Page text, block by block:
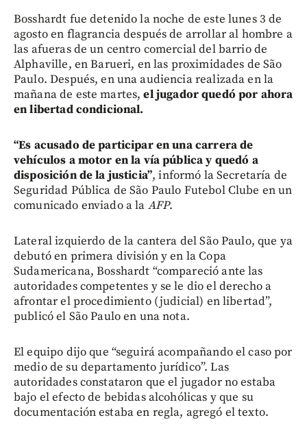
Bosshardt fue detenido la noche de este lunes 3 de
agosto en flagrancia después de arrollar al hombre a
las afueras de un centro comercial del barrio de
Alphaville, en Barueri, en las proximidades de São
Paulo. Después, en una audiencia realizada en la
mañana de este martes,el jugador quedó por ahora
en libertad condicional.
“Es acusado de participar en una carrera de
vehículos a motor en la vía pública y quedó a
disposición de la justicia”, informó la Secretaría de
Seguridad Pública de São Paulo Futebol Clube en un
comunicado enviado a la AFP.
Lateral izquierdo de la cantera del São Paulo, que ya
debutó en primera división y en la Copa
Sudamericana, Bosshardt “compareció ante las
autoridades competentes y se le dio el derecho a
afrontar el procedimiento (judicial) en libertad”,
publicó el São Paulo en una nota.
El equipo dijo que “seguirá acompañando el caso por
medio de su departamento jurídico”. Las
autoridades constataron que el jugador no estaba
bajo el efecto de bebidas alcohólicas y que su
documentación estaba en regla, agregó el texto.